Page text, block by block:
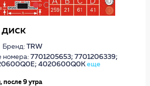
TRW
номера: 7701205653; 7701206339;
4020600Q0Kеще
после 9 утра